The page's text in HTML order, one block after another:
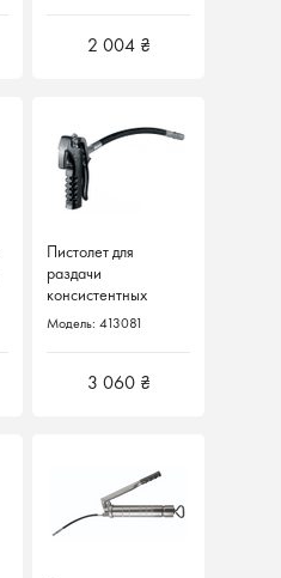
2 004 ₴
Пистолет для
раздачи
консистентных
смазок 413077
Модель: 413081
3 060 ₴